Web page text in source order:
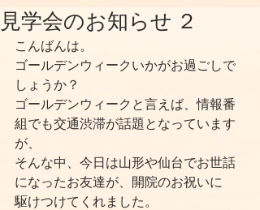
見学会のお知らせ ２
こんばんは。
ゴールデンウィークいかがお過ごしで
しょうか？
ゴールデンウィークと言えば、情報番
組でも交通渋滞が話題となっています
が、
そんな中、今日は山形や仙台でお世話
になったお友達が、開院のお祝いに
駆けつけてくれました。